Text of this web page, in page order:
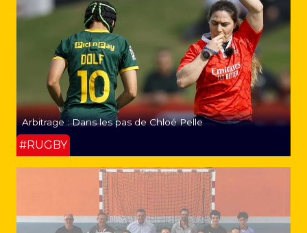
Arbitrage : Dans les pas de Chloé Pelle
#RUGBY